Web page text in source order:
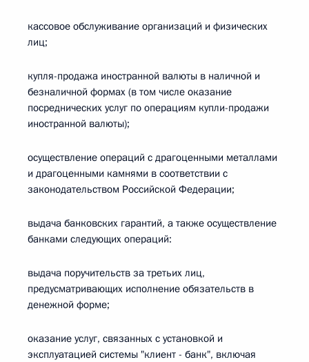
кассовое обслуживание организаций и физических
лиц;
купля-продажа иностранной валюты в наличной и
безналичной формах (в том числе оказание
посреднических услуг по операциям купли-продажи
иностранной валюты);
осуществление операций с драгоценными металлами
и драгоценными камнями в соответствии с
законодательством Российской Федерации;
выдача банковских гарантий, а также осуществление
банками следующих операций:
выдача поручительств за третьих лиц,
предусматривающих исполнение обязательств в
денежной форме;
оказание услуг, связанных с установкой и
эксплуатацией системы "клиент - банк", включая